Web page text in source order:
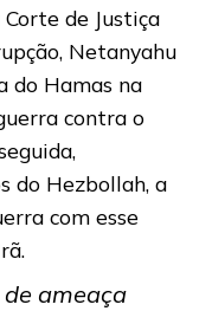
de Justiça
Netanyahu
do Hamas na
contra o
do Hezbollah, a
com esse
de ameaça